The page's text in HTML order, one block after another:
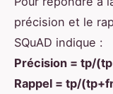
précision et le
SQuAD indique :
Précision = tp/
Rappel = tp/